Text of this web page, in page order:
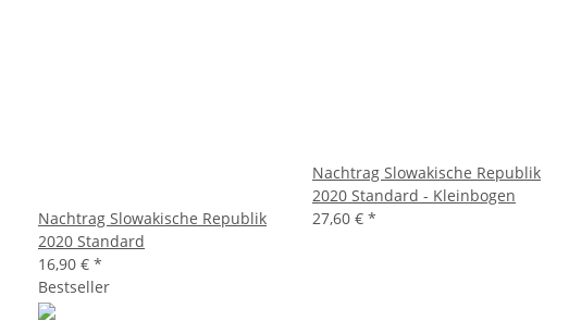
Nachtrag Slowakische Republik
2020 Standard
16,90 € *
Nachtrag Slowakische Republik
2020 Standard - Kleinbogen
27,60 € *
Bestseller